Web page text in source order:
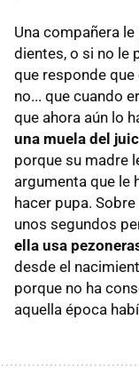
Una compañera
dientes, o si no le
que responde que
no... que cuando
que ahora aún lo
una muela del
porque su madre
argumenta que le
hacer pupa.
unos segundos
ella usa
desde el
porque no ha
aquella época